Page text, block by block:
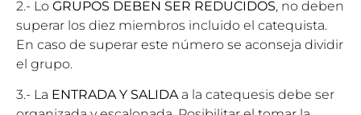
2.- Lo GRUPOS DEBEN SER REDUCIDOS, no deben
superar los diez miembros incluido el catequista.
En caso de superar este número se aconseja dividir
el grupo.
3.- La ENTRADA Y SALIDA a la catequesis debe ser